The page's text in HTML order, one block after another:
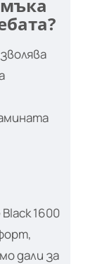
1600
дали за